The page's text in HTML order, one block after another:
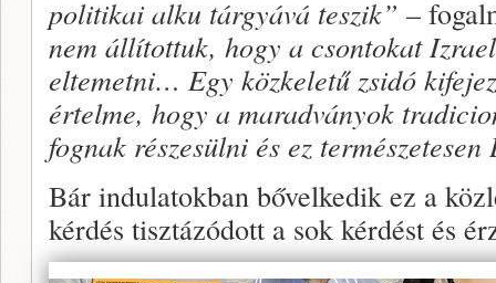
politikai alku tárgyává teszik” –
nem állítottuk, hogy a csontokat
eltemetni… Egy közkeletű zsidó
értelme, hogy a maradványok
fognak részesülni és ez
Bár indulatokban bővelkedik ez a
kérdés tisztázódott a sok kérdést és